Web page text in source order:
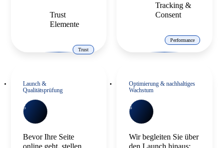
Trust
Elemente
Trust
Tracking &
Consent
Performance
Launch &
Qualitätsprüfung
5
Bevor Ihre Seite
Optimierung & nachhaltiges
Wachstum
6
Wir begleiten Sie über